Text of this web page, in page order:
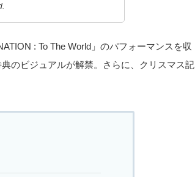
: To The World」のパフォーマンスを収
のビジュアルが解禁。さらに、クリスマス記